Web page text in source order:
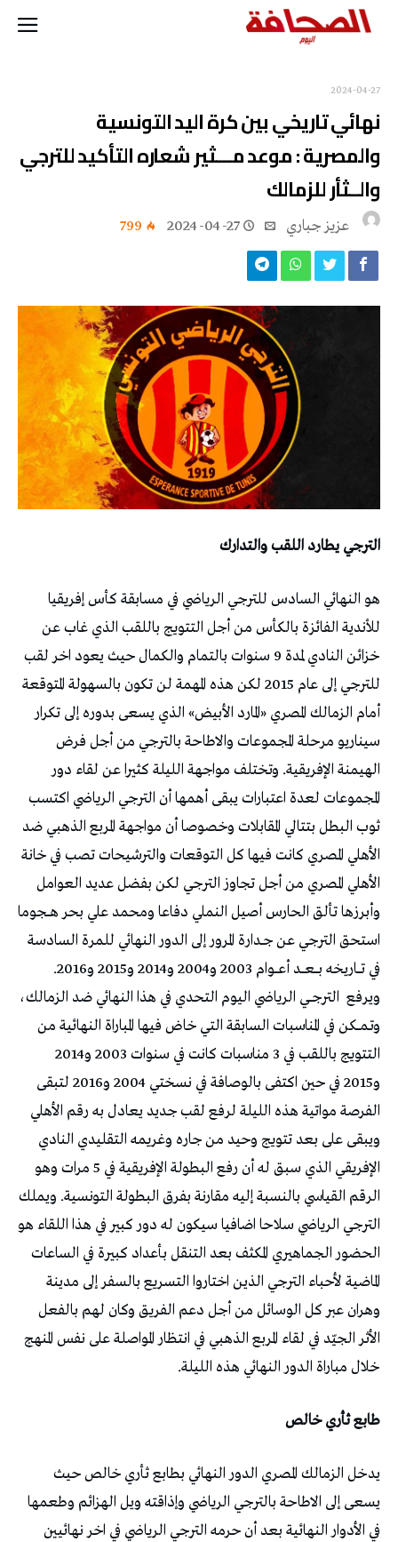
2024-04-27
نهائي تاريخي بين كرة اليد التونسية
والمصرية : موعد مـــثير شعاره التأكيد للترجي
والــثأر للزمالك
عزيز جباري 2024-04-27
799
الترجي يطارد اللقب والتدارك
هو النهائي السادس للترجي الرياضي في مسابقة كأس إفريقيا
للأندية الفائزة بالكأس من أجل التتويج باللقب الذي غاب عن
خزائن النادي لمدة 9 سنوات بالتمام والكمال حيث يعود اخر لقب
للترجي إلى عام 2015 لكن هذه المهمة لن تكون بالسهولة المتوقعة
أمام الزمالك المصري «المارد الأبيض» الذي يسعى بدوره إلى تكرار
سيناريو مرحلة المجموعات والاطاحة بالترجي من أجل فرض
الهيمنة الإفريقية. وتختلف مواجهة الليلة كثيرا عن لقاء دور
المجموعات لعدة اعتبارات يبقى أهمها أن الترجي الرياضي اكتسب
ثوب البطل بتتالي المقابلات وخصوصا أن مواجهة المربع الذهبي ضد
الأهلي المصري كانت فيها كل التوقعات والترشيحات تصب في خانة
الأهلي المصري من أجل تجاوز الترجي لكن بفضل عديد العوامل
وأبرزها تألق الحارس أصيل النملي دفاعا ومحمد علي بحر هـــجوما
استحق الترجي عن جــدارة المرور إلى الدور النهائي للمرة السادسة
في تــــاريخه بــــعــــد أعــــوام 2003 و2004 و2014 و2015 و2016.
ويرفع الترجـــي الرياضي اليوم التحدي في هذا النهائي ضد الزمالك،
وتـمـــكن في المناسبات السابقة التي خاض فيها المباراة النهائية من
التتويج باللقب في 3 مناسبات كانت في سنوات 2003 و2014
و2015 في حين اكتفى بالوصافة في نسختي 2004 و2016 لتبقى
الفرصة مواتية هذه الليلة لرفع لقب جديد يعادل به رقم الأهلي
ويبقى على بعد تتويج وحيد من جاره وغريمه التقليدي النادي
الإفريقي الذي سبق له أن رفع البطولة الإفريقية في 5 مرات وهو
الرقم القياسي بالنسبة إليه مقارنة بفرق البطولة التونسية. ويملك
الترجي الرياضي سلاحا اضافيا سيكون له دور كبير في هذا اللقاء هو
الحضور الجماهيري المكثف بعد التنقل بأعداد كبيرة في الساعات
الماضية لأحباء الترجي الذين اختاروا التسريع بالسفر إلى مدينة
وهران عبر كل الوسائل من أجل دعم الفريق وكان لهم بالفعل
الأثر الجيّد في لقاء المربع الذهبي في انتظار المواصلة على نفس المنهج
خلال مباراة الدور النهائي هذه الليلة.
طابع ثأري خالص
يدخل الزمالك المصري الدور النهائي بطابع ثأري خالص حيث
يسعى إلى الاطاحة بالترجي الرياضي وإذاقته ويل الهزائم وطعمها
في الأدوار النهائية بعد أن حرمه الترجي الرياضي في اخر نهائيين